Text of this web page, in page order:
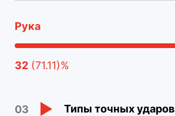
Рука
32 (71.11)%
03 Типы точных ударов